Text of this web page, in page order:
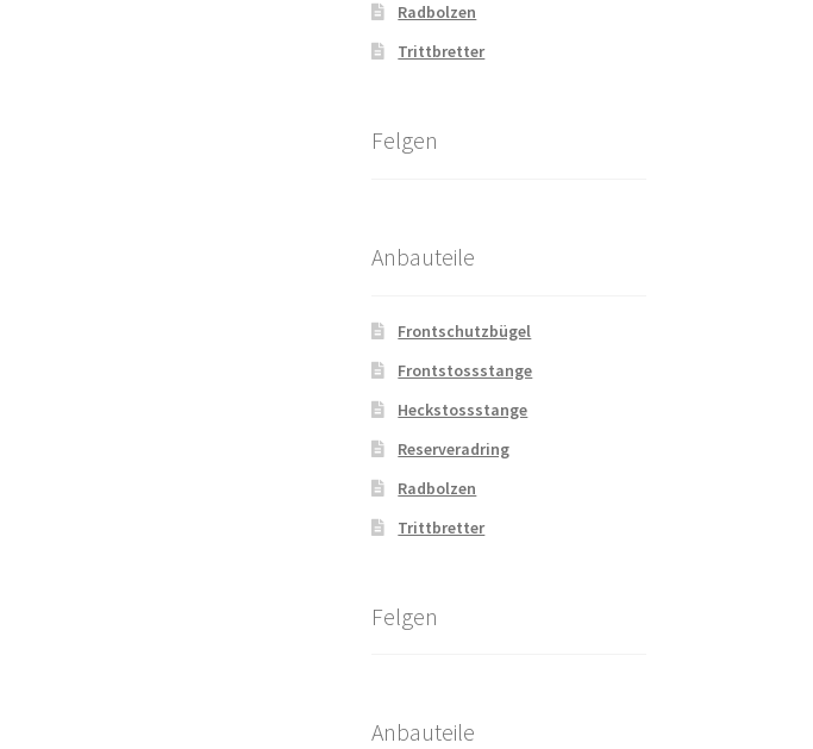
Radbolzen
Trittbretter
Felgen
Anbauteile
Frontschutzbügel
Frontstossstange
Heckstossstange
Reserveradring
Radbolzen
Trittbretter
Felgen
Anbauteile